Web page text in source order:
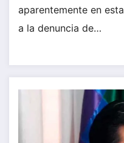
aparentemente en
a la denuncia de…